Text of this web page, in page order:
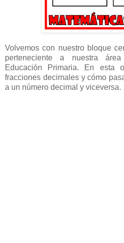
Volvemos con nuestro bloque
perteneciente a nuestra
Educación Primaria. En esta
fracciones decimales y cómo
a un número decimal y viceversa.